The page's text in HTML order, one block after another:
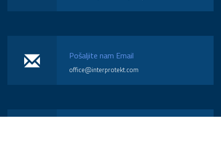
Pošaljite nam Email
office@interprotekt.com